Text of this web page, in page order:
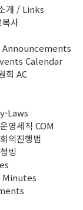
개 / Links
사
Announcements
Calendar
회 AC
Laws
영세칙 COM
의진행법
빙
Minutes